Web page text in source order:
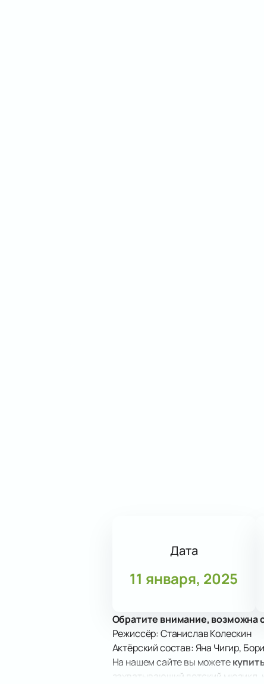
Дата
11 января, 2025
Обратите внимание, возможна
Режиссёр: Станислав Колескин
Актёрский состав: Яна Чигир,
На нашем сайте вы можете
захватывающий детский мюзикл,